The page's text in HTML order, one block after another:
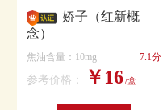
娇子（红新概
念）
焦油含量：10mg 7.1分
参考价格： ￥16/盒